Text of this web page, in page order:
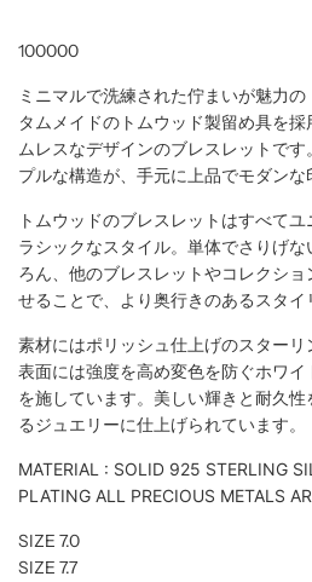
100000
ミニマルで洗練された佇まいが魅力
タムメイドのトムウッド製留め具を
ムレスなデザインのブレスレットで
プルな構造が、手元に上品でモダンな
トムウッドのブレスレットはすべて
ラシックなスタイル。単体でさりげ
ろん、他のブレスレットやコレクシ
せることで、より奥行きのあるスタイ
素材にはポリッシュ仕上げのスターリ
表面には強度を高め変色を防ぐホワ
を施しています。美しい輝きと耐久
るジュエリーに仕上げられています。
MATERIAL : SOLID 925 STERLING
PLATING ALL PRECIOUS METALS
SIZE 7.0
SIZE 7.7